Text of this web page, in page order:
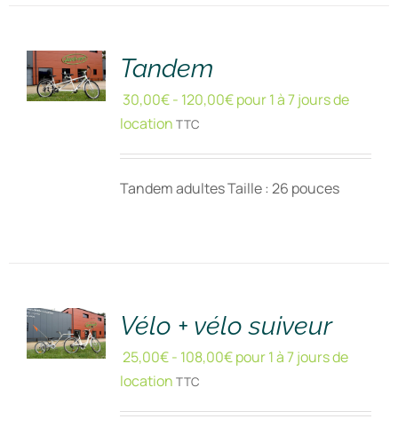
DÉTAILS
Tandem
30,00€- 120,00€pour 1 à 7 jours de
location TTC
Tandem adultes Taille : 26 pouces
DÉTAILS
Vélo + vélo suiveur
25,00€- 108,00€pour 1 à 7 jours de
location TTC